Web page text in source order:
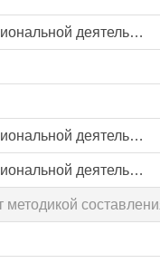
Иностранный язык в профессиональной деятельности
Иностранный язык в профессиональной деятельности
Иностранный язык в профессиональной деятельности
методикой